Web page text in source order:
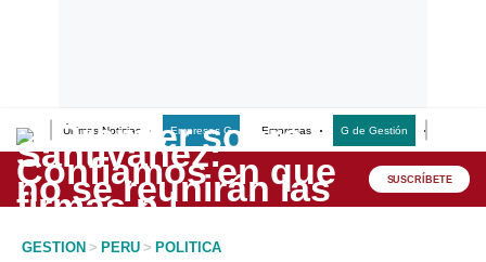
Últimas Noticias Empresas G Empresas G de Gestión
Lo último
Peru Quiosco SUSCRÍBETE
GESTION > PERU > POLITICA